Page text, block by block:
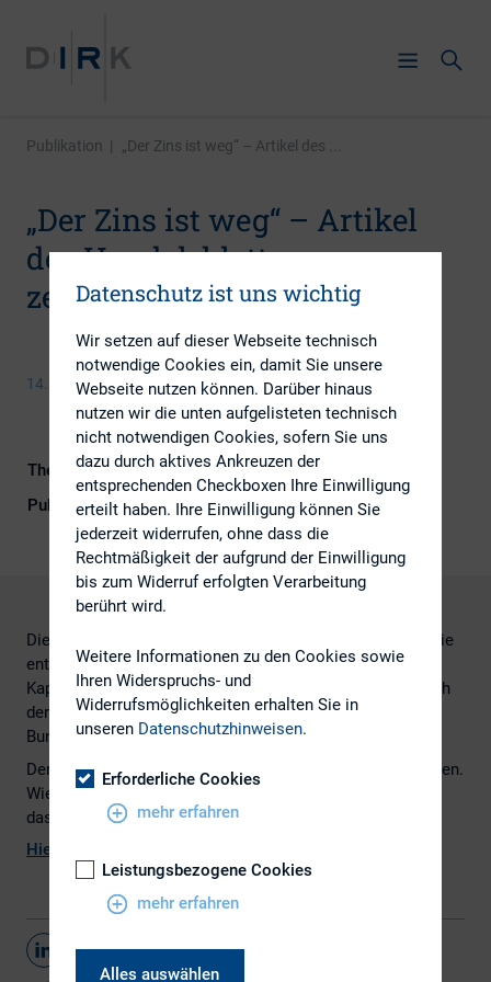
Publikation | „Der Zins ist weg“ – Artikel des ...
„Der Zins ist weg“ – Artikel
des Handelsblatts zur
zehnjährigen Bundesanleihe
14. Juni 2016
Themengebiete
Investoren, IR-Kompetenz
Publikationsform
Externe Publikationen
Die zehnjährige Bundesanleihe gilt seit Jahrzehnten als die
entscheidende Benchmark für die langfristigen
Kapitalmarktzinsen im Euro-Raum. Außerdem bezieht sich
der wichtigste europäische Anleiheterminkontrakt – der
Bund-Future – auf die Anleihe.
Deren Rendite ist mittlerweile
auf null Prozent gefallen.
Wie weit kann es noch runter gehen? – fragt
das Handelsblatt in einem aktuellen Artikel.
Hier
Teilen
Datenschutz ist uns wichtig
Wir setzen auf dieser Webseite technisch
notwendige Cookies ein, damit Sie unsere
Webseite nutzen können. Darüber hinaus
nutzen wir die unten aufgelisteten technisch
nicht notwendigen Cookies, sofern Sie uns
dazu durch aktives Ankreuzen der
entsprechenden Checkboxen Ihre Einwilligung
erteilt haben. Ihre Einwilligung können Sie
jederzeit widerrufen, ohne dass die
Rechtmäßigkeit der aufgrund der Einwilligung
bis zum Widerruf erfolgten Verarbeitung
berührt wird.
Weitere Informationen zu den Cookies sowie
Ihren Widerspruchs- und
Widerrufsmöglichkeiten erhalten Sie in
unseren Datenschutzhinweisen.
Erforderliche Cookies
mehr erfahren
Leistungsbezogene Cookies
mehr erfahren
Alles auswählen